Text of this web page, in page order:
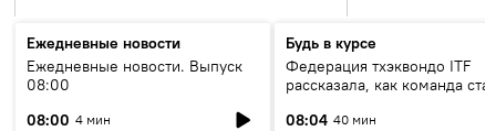
Ежедневные новости
Ежедневные новости. Выпуск
08:00
08:00 4 мин
Будь в курсе
Федерация тхэквондо ITF
рассказала, как команда
08:04 40 мин